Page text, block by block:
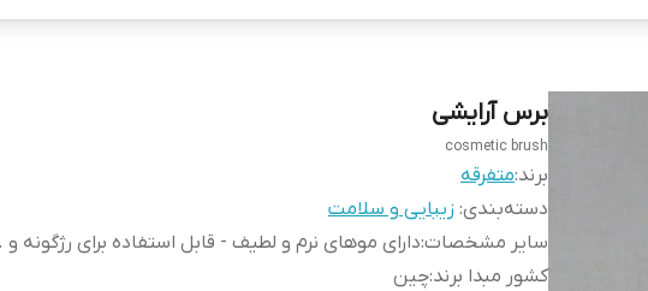
برس آرایشی
cosmetic brush
برند:متفرقه
دسته‌بندی: زیبایی و سلامت
سایر مشخصات:دارای موهای نرم و لطیف - قابل استفاده برای رژگونه و
کشور مبدا برند:چین